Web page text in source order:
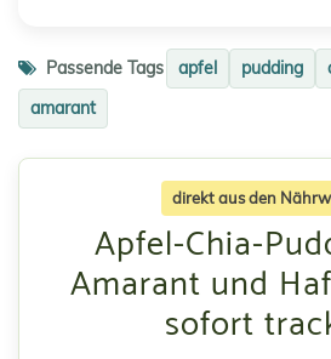
Passende Tags apfel pudding
amarant
direkt aus den
Apfel-Chia-
Amarant und
sofort